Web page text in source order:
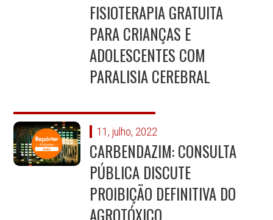
FISIOTERAPIA GRATUITA
PARA CRIANÇAS E
ADOLESCENTES COM
PARALISIA CEREBRAL
11, julho, 2022
CARBENDAZIM: CONSULTA
PÚBLICA DISCUTE
PROIBIÇÃO DEFINITIVA DO
AGROTÓXICO